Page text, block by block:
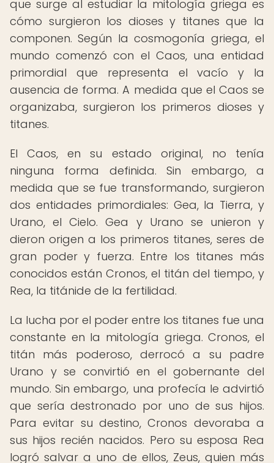
que surge al estudiar la mitología griega es
cómo surgieron los dioses y titanes que la
componen. Según la cosmogonía griega, el
mundo comenzó con el Caos, una entidad
primordial que representa el vacío y la
ausencia de forma. A medida que el Caos se
organizaba, surgieron los primeros dioses y
titanes.
El Caos, en su estado original, no tenía
ninguna forma definida. Sin embargo, a
medida que se fue transformando, surgieron
dos entidades primordiales: Gea, la Tierra, y
Urano, el Cielo. Gea y Urano se unieron y
dieron origen a los primeros titanes, seres de
gran poder y fuerza. Entre los titanes más
conocidos están Cronos, el titán del tiempo, y
Rea, la titánide de la fertilidad.
La lucha por el poder entre los titanes fue una
constante en la mitología griega. Cronos, el
titán más poderoso, derrocó a su padre
Urano y se convirtió en el gobernante del
mundo. Sin embargo, una profecía le advirtió
que sería destronado por uno de sus hijos.
Para evitar su destino, Cronos devoraba a
sus hijos recién nacidos. Pero su esposa Rea
logró salvar a uno de ellos, Zeus, quien más